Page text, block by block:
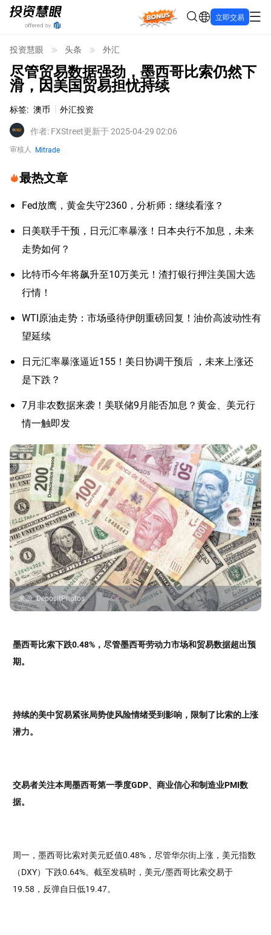
Bonus 立即交易
投资慧眼 头条 外汇
尽管贸易数据强劲，墨西哥比索仍然下
滑，因美国贸易担忧持续
标签: 澳币
外汇投资
作者: FXStreet更新于 2025-04-29 02:06
审核人 Mitrade
最热文章
Fed放鹰，黄金失守2360，分析师：继续看涨？
日美联手干预，日元汇率暴涨！日本央行不加息，未来
走势如何？
比特币今年将飙升至10万美元！渣打银行押注美国大选
行情！
WTI原油走势：市场亟待伊朗重磅回复！油价高波动性有
望延续
日元汇率暴涨逼近155！美日协调干预后 ，未来上涨还
是下跌？
7月非农数据来袭！美联储9月能否加息？黄金、美元行
情一触即发
来源:DepositPhotos
墨西哥比索下跌0.48%，尽管墨西哥劳动力市场和贸易数据超出预
期。
持续的美中贸易紧张局势使风险情绪受到影响，限制了比索的上涨
潜力。
交易者关注本周墨西哥第一季度GDP、商业信心和制造业PMI数
据。
周一，墨西哥比索对美元贬值0.48%，尽管华尔街上涨，美元指数
（DXY）下跌0.64%。截至发稿时，美元/墨西哥比索交易于
19.58，反弹自日低19.47。